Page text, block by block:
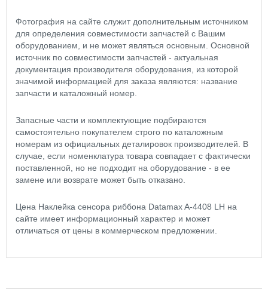
Фотография на сайте служит дополнительным источником
для определения совместимости запчастей с Вашим
оборудованием, и не может являться основным. Основной
источник по совместимости запчастей - актуальная
документация производителя оборудования, из которой
значимой информацией для заказа являются: название
запчасти и каталожный номер.
Запасные части и комплектующие подбираются
самостоятельно покупателем строго по каталожным
номерам из официальных деталировок производителей. В
случае, если номенклатура товара совпадает с фактически
поставленной, но не подходит на оборудование - в ее
замене или возврате может быть отказано.
Цена Наклейка сенсора риббона Datamax A-4408 LH на
сайте имеет информационный характер и может
отличаться от цены в коммерческом предложении.